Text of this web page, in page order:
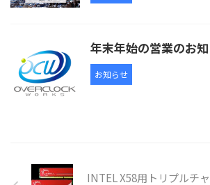
年末年始の営業のお
お知らせ
INTEL X58用トリプルチャ